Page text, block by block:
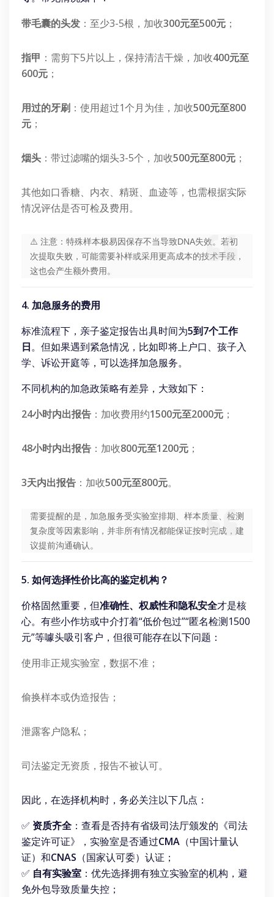
带毛囊的头发 ：至少3-5根，加收300元至500元 ；
指甲 ：需剪下5片以上，保持清洁干燥，加收400元至
600元 ；
用过的牙刷 ：使用超过1个月为佳，加收500元至800
元 ；
烟头 ：带过滤嘴的烟头3-5个，加收500元至800元 ；
其他如口香糖、内衣、精斑、血迹等，也需根据实际
情况评估是否可检及费用。
⚠️ 注意：特殊样本极易因保存不当导致DNA失效。若初
次提取失败，可能需要补样或采用更高成本的技术手段，
这也会产生额外费用。
4. 加急服务的费用
标准流程下，亲子鉴定报告出具时间为5到7个工作
日。但如果遇到紧急情况，比如即将上户口、孩子入
学、诉讼开庭等，可以选择加急服务。
不同机构的加急政策略有差异，大致如下：
24小时内出报告 ：加收费用约1500元至2000元 ；
48小时内出报告 ：加收800元至1200元 ；
3天内出报告 ：加收500元至800元。
需要提醒的是，加急服务受实验室排期、样本质量、检测
复杂度等因素影响，并非所有情况都能保证按时完成，建
议提前沟通确认。
5. 如何选择性价比高的鉴定机构？
价格固然重要，但准确性、权威性和隐私安全才是核
心。有些小作坊或中介打着“低价包过”“匿名检测1500
元”等噱头吸引客户，但很可能存在以下问题：
使用非正规实验室，数据不准；
偷换样本或伪造报告；
泄露客户隐私；
司法鉴定无资质，报告不被认可。
因此，在选择机构时，务必关注以下几点：
✅ 资质齐全 ：查看是否持有省级司法厅颁发的《司法
鉴定许可证》，实验室是否通过CMA （中国计量认
证）和CNAS （国家认可委）认证；
✅ 自有实验室 ：优先选择拥有独立实验室的机构，避
免外包导致质量失控；